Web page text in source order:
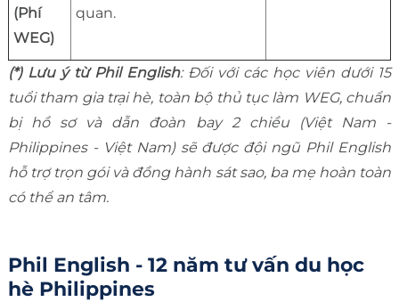
(Phí
WEG)
quan.
(*) Lưu ý từ Phil English: Đối với các học viên dưới 15
tuổi tham gia trại hè, toàn bộ thủ tục làm WEG, chuẩn
bị hồ sơ và dẫn đoàn bay 2 chiều (Việt Nam -
Philippines - Việt Nam) sẽ được đội ngũ Phil English
hỗ trợ trọn gói và đồng hành sát sao, ba mẹ hoàn toàn
có thể an tâm.
Phil English - 12 năm tư vấn du học
hè Philippines